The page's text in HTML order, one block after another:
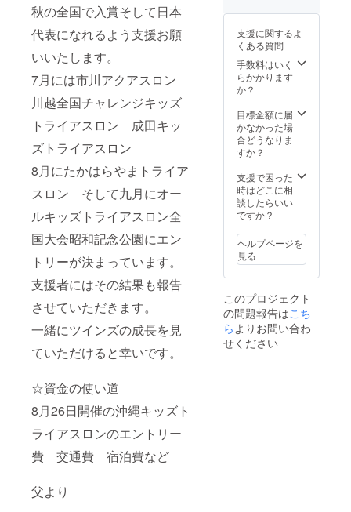
秋の全国で入賞そして日本
代表になれるよう支援お願
いいたします。
7月には市川アクアスロン
川越全国チャレンジキッズ
トライアスロン 成田キッ
ズトライアスロン
8月にたかはらやまトライア
スロン そして九月にオー
ルキッズトライアスロン全
国大会昭和記念公園にエン
トリーが決まっています。
支援者にはその結果も報告
させていただきます。
一緒にツインズの成長を見
ていただけると幸いです。
☆資金の使い道
8月26日開催の沖縄キッズト
ライアスロンのエントリー
費 交通費 宿泊費など
父より
支援に関するよ
くある質問
手数料はいく
らかかります
か？
目標金額に届
かなかった場
合どうなりま
すか？
支援で困った
時はどこに相
談したらいい
ですか？
ヘルプページを
見る
このプロジェクト
の問題報告はこち
ら よりお問い合わ
せください